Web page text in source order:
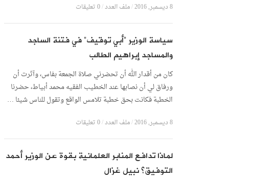
8 ديسمبر, 2016 /ملف العدد/0 تعليقات
سياسة الوزير “أبي توقيف” في فتنة الساجد
والمساجد إبراهيم الطالب
كان من أقدار الله أن تحضرني صلاة الجمعة بفاس، وآثرت أن
ورفاق لي أن نصابها عند الخطيب الفقيه محمد أبياط، حضرنا
الخطبة فكانت بحق خطبة تلامس الواقع وتقول للناس شيئا …
8 ديسمبر, 2016 /ملف العدد/0 تعليقات
لماذا تدافع المنابر العلمانية بقوة عن الوزير أحمد
التوفيق؟ نبيل غزال